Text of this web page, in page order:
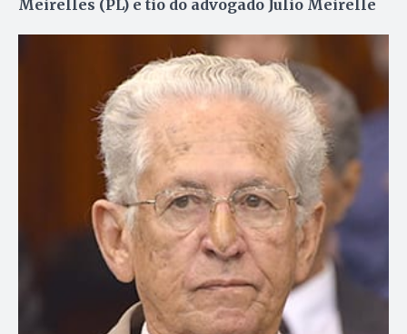
Meirelles (PL) e tio do advogado Julio Meirelle